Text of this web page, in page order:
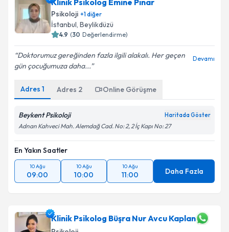
Klinik Psikolog Emine Pınar
Psikoloji diğer
İstanbul,Beylikdüzü
( Değerlendirme)
Doktorumuz gereğinden fazla ilgili alakalı. Her geçen
gün çocuğumuza daha...
Adres 1 Adres 2 Online Görüşme
Beykent Psikoloji
Adnan Kahveci Mah. Alemdağ Cad. No: 2, 2 İç Kapı No: 27
En Yakın Saatler
10 Ağu
09:00
10 Ağu
10:00
10 Ağu
11:00 Daha Fazla
Klinik Psikolog Büşra Nur Avcu Kaplan